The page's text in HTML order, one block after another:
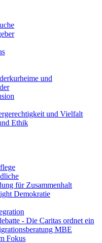
und
und Vielfalt
Ethik
für Zusammenhalt
Demokratie
- Die Caritas ordnet ein
MBE
Fokus